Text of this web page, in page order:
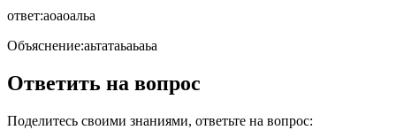
ответ:аоаоальа
Объяснение:аьтатаьаьаьа
Ответить на вопрос
Поделитесь своими знаниями, ответьте на вопрос: